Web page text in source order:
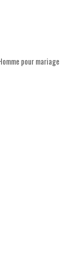
pour mariage